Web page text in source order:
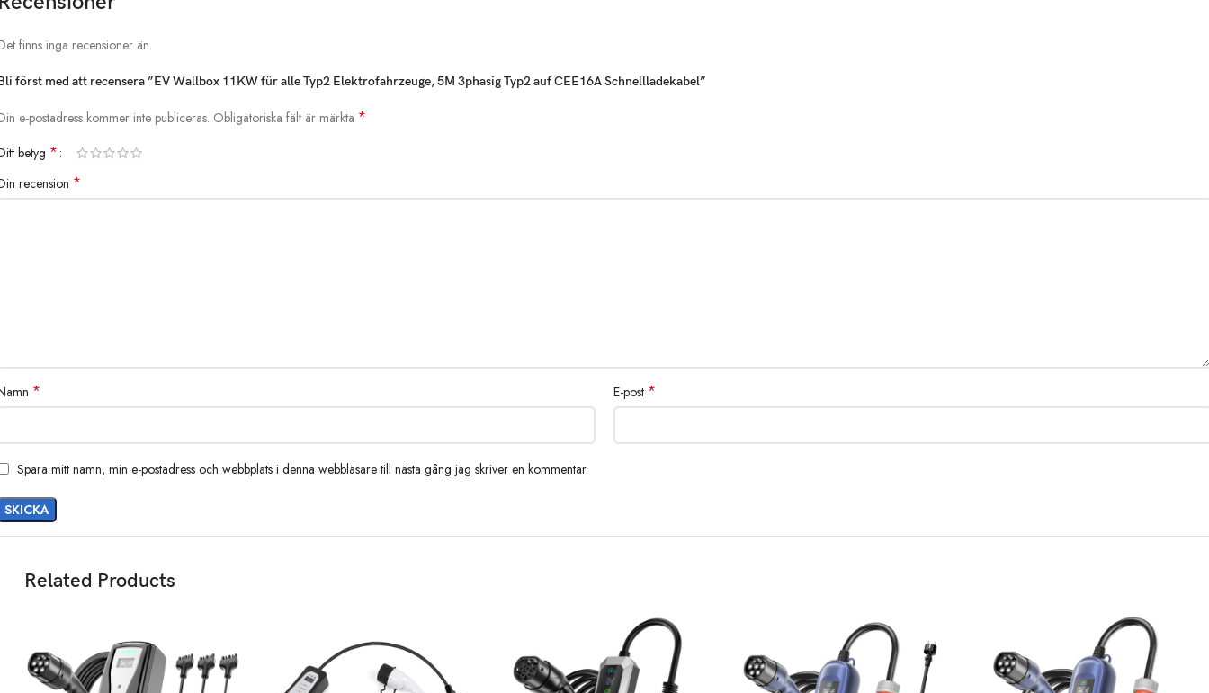
finns inga recensioner än.
först med att recensera ”EV Wallbox 11KW für alle Typ2 Elektrofahrzeuge, 5M 3phasig Typ2 auf CEE16A Schnellladekabel”
e-postadress kommer inte publiceras. Obligatoriska fält är märkta *
betyg *
recension *
* E-post *
Spara mitt namn, min e-postadress och webbplats i denna webbläsare till nästa gång jag skriver en kommentar.
Related Products